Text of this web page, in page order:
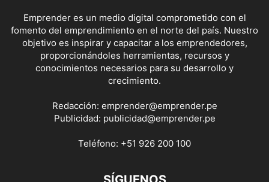
Emprender es un medio digital comprometido con el
fomento del emprendimiento en el norte del país. Nuestro
objetivo es inspirar y capacitar a los emprendedores,
proporcionándoles herramientas, recursos y
conocimientos necesarios para su desarrollo y
crecimiento.
Redacción: emprender@emprender.pe
Publicidad: publicidad@emprender.pe
Teléfono: +51 926 200 100